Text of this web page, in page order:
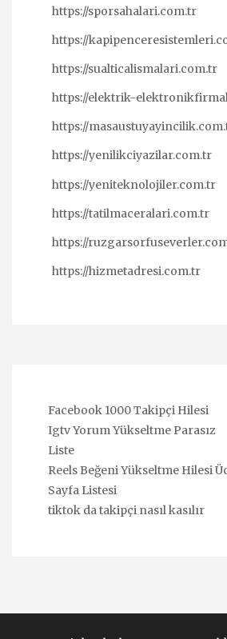
https://sporsahalari.com.tr
https://
https://sualticalismalari.com.tr
https://elektrik-
https://
https://yenilikciyazilar.com.tr
https://yeniteknolojiler.com.tr
https://tatilmaceralari.com.tr
https://
https://hizmetadresi.com.tr
Facebook 1000 Takipçi Hilesi
Igtv Yorum Yükseltme Parasız
Liste
Reels Beğeni Yükseltme Hilesi
Sayfa Listesi
tiktok da takipçi nasıl kasılır